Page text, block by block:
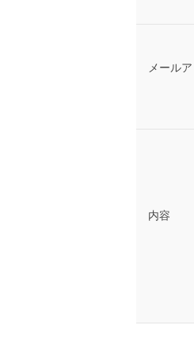
メール
内容